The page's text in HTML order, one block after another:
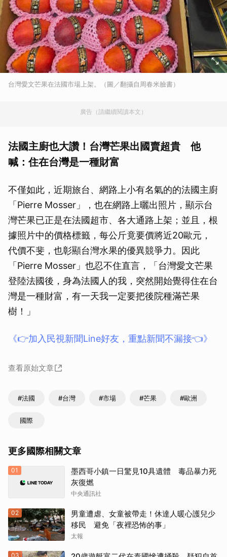
台灣愛文芒果在法國市場上架。（圖／翻攝自周春米臉書）
廣告（請繼續閱讀本文）
法國主廚也大讚！台灣芒果出國賣超貴 他
喊：住在台灣是一種財富
不僅如此，近期旅台、網路上小有名氣的的法國主廚
「Pierre Mosser」，也在網路上曬出照片，顯示台
灣芒果已正是在法國超市、各大通路上架；並且，根
據照片中的價格標籤，每公斤竟要價將近20歐元，
代價不斐，也彰顯台灣水果的優異競爭力。因此
「Pierre Mosser」也忍不住直言，「台灣愛文芒果
登陸法國後，身為法國人的我，突然開始覺得住在台
灣是一種財富，有一天我一定要把後院種滿芒果
樹！」
《👉加入民視新聞Line好友，重點新聞不漏接👈》
查看原始文章
#法國 #台灣 #市場 #芒果 #歐洲
國際
更多國際相關文章
01
墨西哥小鎮一日驚見10具遺體 毒品暴力死
灰復燃
中央通訊社
02
男童遭虐、女童被帶走！休達人暖心護兒少
移民 避免「夜裡恐怖的事」
太報
03